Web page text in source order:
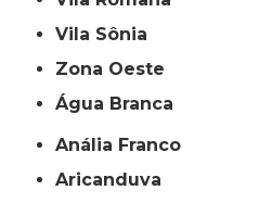
Vila Sônia
Zona Oeste
Água Branca
Anália Franco
Aricanduva